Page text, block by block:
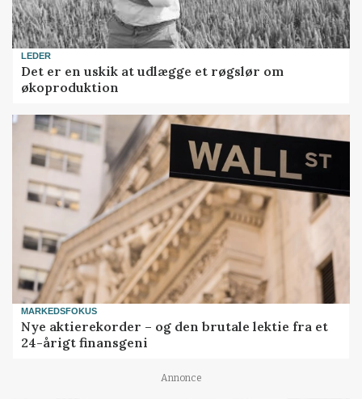
LEDER
Det er en uskik at udlægge et røgslør om
økoproduktion
MARKEDSFOKUS
Nye aktierekorder – og den brutale lektie fra et
24-årigt finansgeni
Annonce